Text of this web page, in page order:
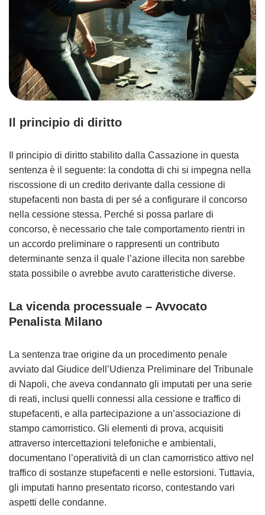
Il principio di diritto
Il principio di diritto stabilito dalla Cassazione in questa
sentenza è il seguente: la condotta di chi si impegna nella
riscossione di un credito derivante dalla cessione di
stupefacenti non basta di per sé a configurare il concorso
nella cessione stessa. Perché si possa parlare di
concorso, è necessario che tale comportamento rientri in
un accordo preliminare o rappresenti un contributo
determinante senza il quale l’azione illecita non sarebbe
stata possibile o avrebbe avuto caratteristiche diverse​.
La vicenda processuale – Avvocato
Penalista Milano
La sentenza trae origine da un procedimento penale
avviato dal Giudice dell’Udienza Preliminare del Tribunale
di Napoli, che aveva condannato gli imputati per una serie
di reati, inclusi quelli connessi alla cessione e traffico di
stupefacenti, e alla partecipazione a un’associazione di
stampo camorristico. Gli elementi di prova, acquisiti
attraverso intercettazioni telefoniche e ambientali,
documentano l’operatività di un clan camorristico attivo nel
traffico di sostanze stupefacenti e nelle estorsioni. Tuttavia,
gli imputati hanno presentato ricorso, contestando vari
aspetti delle condanne.